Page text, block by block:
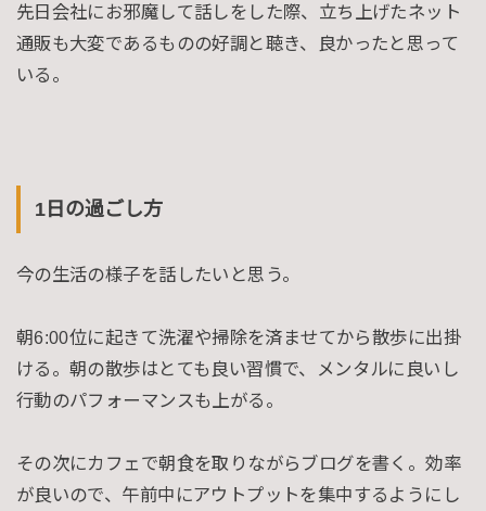
先日会社にお邪魔して話しをした際、立ち上げたネット
通販も大変であるものの好調と聴き、良かったと思って
いる。
1日の過ごし方
今の生活の様子を話したいと思う。
朝6:00位に起きて洗濯や掃除を済ませてから散歩に出掛
ける。朝の散歩はとても良い習慣で、メンタルに良いし
行動のパフォーマンスも上がる。
その次にカフェで朝食を取りながらブログを書く。効率
が良いので、午前中にアウトプットを集中するようにし